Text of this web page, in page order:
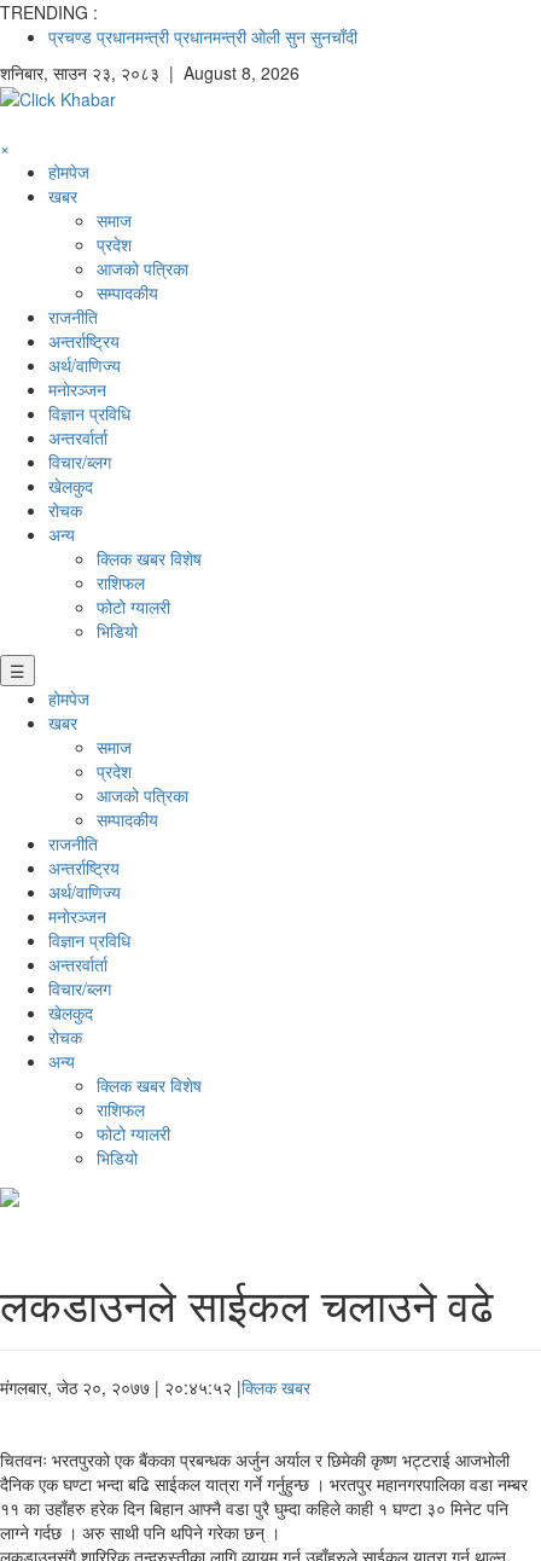
TRENDING :
प्रचण्ड प्रधानमन्त्री प्रधानमन्त्री ओली सुन सुनचाँदी
शनिबार, साउन २३, २०८३ | August 8, 2026
×
होमपेज
खबर
समाज
प्रदेश
आजको पत्रिका
सम्पादकीय
राजनीति
अन्तर्राष्ट्रिय
अर्थ/वाणिज्य
मनाेरञ्जन
विज्ञान प्रविधि
अन्तरर्वार्ता
विचार/ब्लग
खेलकुद
रोचक
अन्य
क्लिक खबर विशेष
राशिफल
फोटो ग्यालरी
भिडियो
☰
होमपेज
खबर
समाज
प्रदेश
आजको पत्रिका
सम्पादकीय
राजनीति
अन्तर्राष्ट्रिय
अर्थ/वाणिज्य
मनाेरञ्जन
विज्ञान प्रविधि
अन्तरर्वार्ता
विचार/ब्लग
खेलकुद
रोचक
अन्य
क्लिक खबर विशेष
राशिफल
फोटो ग्यालरी
भिडियो
लकडाउनले साईकल चलाउने वढे
मंगलबार, जेठ २०, २०७७ | २०:४५:५२ |क्लिक खबर
चितवनः भरतपुरको एक बैंकका प्रबन्धक अर्जुन अर्याल र छिमेकी कृष्ण भट्टराई आजभोली
दैनिक एक घण्टा भन्दा बढि साईकल यात्रा गर्ने गर्नुहुन्छ । भरतपुर महानगरपालिका वडा नम्बर
११ का उहाँहरु हरेक दिन बिहान आफ्नै वडा पुरै घुम्दा कहिले काही १ घण्टा ३० मिनेट पनि
लाग्ने गर्दछ । अरु साथी पनि थपिने गरेका छन् ।
लकडाउनसंगै शारिरिक तन्दुरुस्तीका लागि व्यायम गर्न उहाँहरुले साईकल यात्रा गर्न थाल्नु